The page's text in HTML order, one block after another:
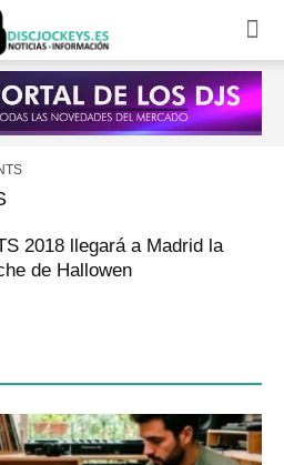
2018 llegará a Madrid la
de Hallowen